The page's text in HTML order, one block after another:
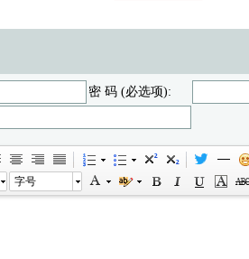
密 码 (必选项):
字号